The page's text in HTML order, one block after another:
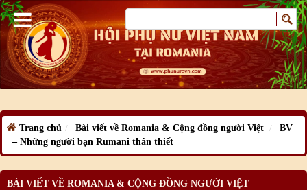
Trang chủ Bài viết về Romania & Cộng đồng người Việt
BV
– Những người bạn Rumani thân thiết
BÀI VIẾT VỀ ROMANIA & CỘNG ĐỒNG NGƯỜI VIỆT